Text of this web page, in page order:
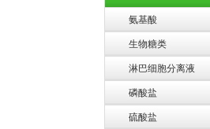
氨基酸
生物糖类
淋巴细胞分离液
磷酸盐
硫酸盐